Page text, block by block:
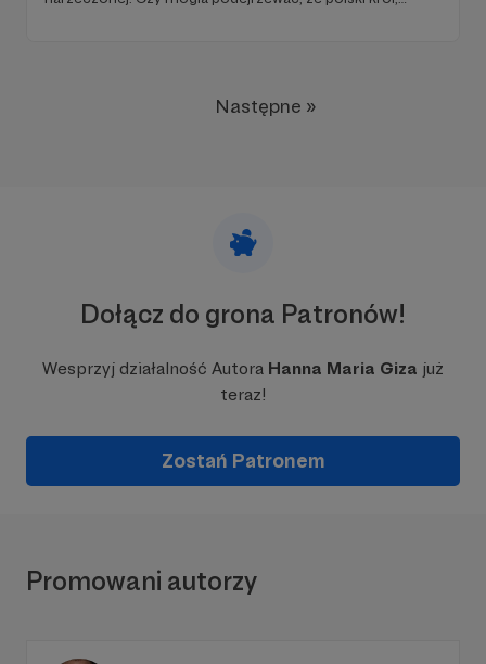
jego kochanki! Jednej z wielu!Następne »
Dołącz do grona Patronów!
Wesprzyj działalność Autora Hanna Maria Giza już
teraz!
Zostań Patronem
Promowani autorzy